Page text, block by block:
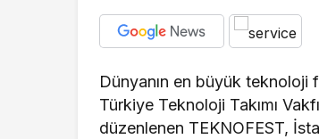
Dünyanın en büyük teknoloji
Türkiye Teknoloji Takımı
düzenlenen TEKNOFEST,